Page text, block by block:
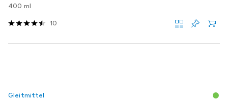
400 ml
10
Gleitmittel